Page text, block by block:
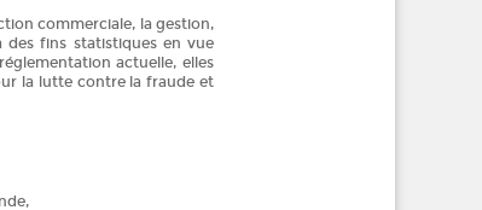
commerciale, la gestion,
des fins statistiques en vue
actuelle, elles
la lutte contre la fraude et